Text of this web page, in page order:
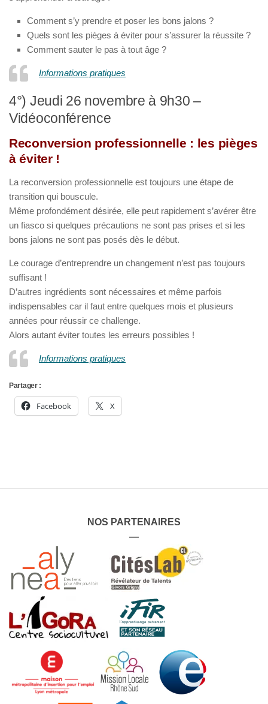
Comment s’y prendre et poser les bons jalons ?
Quels sont les pièges à éviter pour s’assurer la réussite ?
Comment sauter le pas à tout âge ?
Informations pratiques
4°) Jeudi 26 novembre à 9h30 –
Vidéoconférence
Reconversion professionnelle : les pièges
à éviter !
La reconversion professionnelle est toujours une étape de
transition qui bouscule.
Même profondément désirée, elle peut rapidement s’avérer être
un fiasco si quelques précautions ne sont pas prises et si les
bons jalons ne sont pas posés dès le début.
Le courage d’entreprendre un changement n’est pas toujours
suffisant !
D’autres ingrédients sont nécessaires et même parfois
indispensables car il faut entre quelques mois et plusieurs
années pour réussir ce challenge.
Alors autant éviter toutes les erreurs possibles !
Informations pratiques
Partager :
Facebook X
NOS PARTENAIRES
—